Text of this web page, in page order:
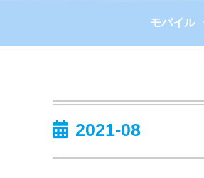
モバイル
2021-08